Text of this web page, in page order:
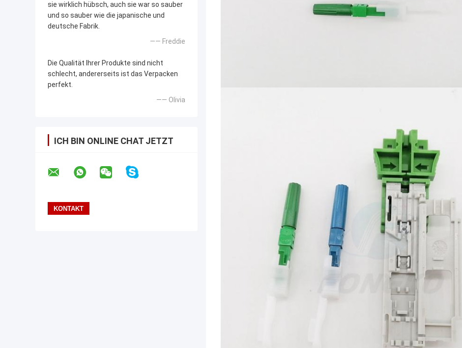
sie wirklich hübsch, auch sie war so sauber
und so sauber wie die japanische und
deutsche Fabrik.
—— Freddie
Die Qualität Ihrer Produkte sind nicht
schlecht, andererseits ist das Verpacken
perfekt.
—— Olivia
ICH BIN ONLINE CHAT JETZT